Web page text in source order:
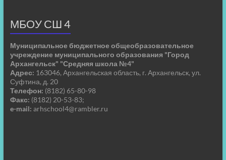
МБОУ СШ 4
Муниципальное бюджетное общеобразовательное
учреждение муниципального образования "Город
Архангельск" "Средняя школа №4"
Адрес: 163046, Архангельская область, г. Архангельск, ул.
Суфтина, д. 20
Телефон: (8182) 65-80-98
Факс: (8182) 20-53-83;
e-mail: arhschool4@rambler.ru